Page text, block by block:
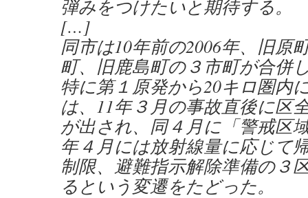
弾みをつけたいと期待する。
[…]
同市は10年前の2006年、旧原
町、旧鹿島町の３市町が合併
特に第１原発から20キロ圏内
は、11年３月の事故直後に区
が出され、同４月に「警戒区
年４月には放射線量に応じて
制限、避難指示解除準備の３
るという変遷をたどった。